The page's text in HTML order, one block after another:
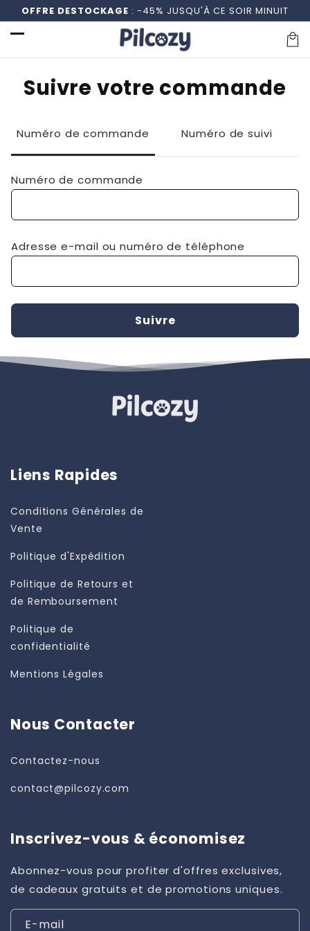
passer
au
OFFRE DESTOCKAGE : -45% JUSQU'À CE SOIR MINUIT
Suivre votre commande
Numéro de commande Numéro de suivi
Numéro de commande
Adresse e-mail ou numéro de téléphone
Suivre
Liens Rapides
Conditions Générales de
Vente
Politique d'Expédition
Politique de Retours et
de Remboursement
Politique de
confidentialité
Mentions Légales
Nous Contacter
Contactez-nous
contact@pilcozy.com
Inscrivez-vous & économisez
Abonnez-vous pour profiter d'offres exclusives,
de cadeaux gratuits et de promotions uniques.
E-mail